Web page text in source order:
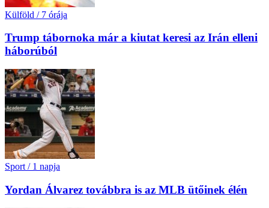
Külföld / 7 órája
Trump tábornoka már a kiutat keresi az Irán elleni
háborúból
Sport / 1 napja
Yordan Álvarez továbbra is az MLB ütőinek élén